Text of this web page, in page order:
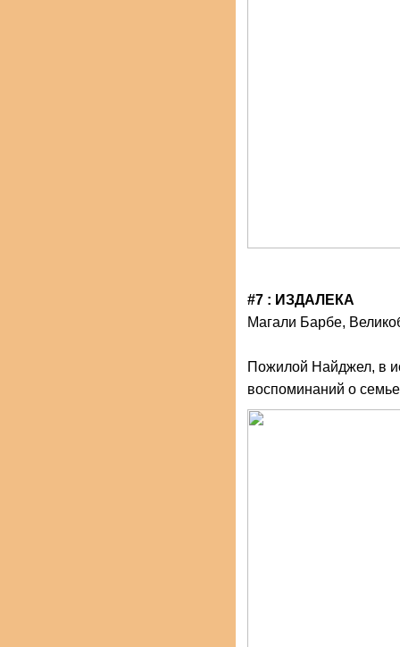
#7 : ИЗДАЛЕКА
Магали Барбе,
Пожилой Найджел, в
воспоминаний о